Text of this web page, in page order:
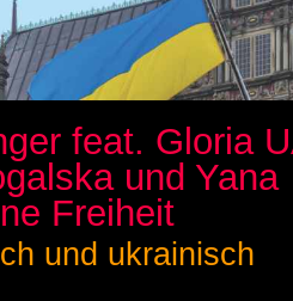
feat. Gloria
und Yana
Freiheit
und ukrainisch